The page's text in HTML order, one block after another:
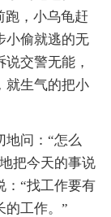
跑，小乌龟赶
小偷就逃的无
交警无能，
就生气的把小
问：“怎么
把今天的事说
：“找工作要有
的工作。”